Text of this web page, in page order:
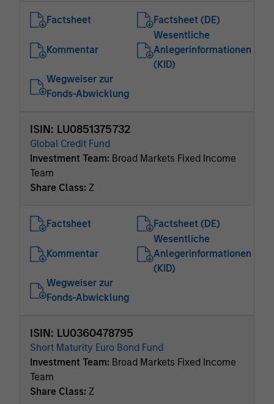
Factsheet Factsheet (DE)
Kommentar
Wesentliche
Anlegerinformationen
(KID)
Wegweiser zur
Fonds-Abwicklung
ISIN: LU0851375732
Global Credit Fund
Investment Team: Broad Markets Fixed Income
Team
Share Class: Z
Factsheet Factsheet (DE)
Kommentar
Wesentliche
Anlegerinformationen
(KID)
Wegweiser zur
Fonds-Abwicklung
ISIN: LU0360478795
Short Maturity Euro Bond Fund
Investment Team: Broad Markets Fixed Income
Team
Share Class: Z